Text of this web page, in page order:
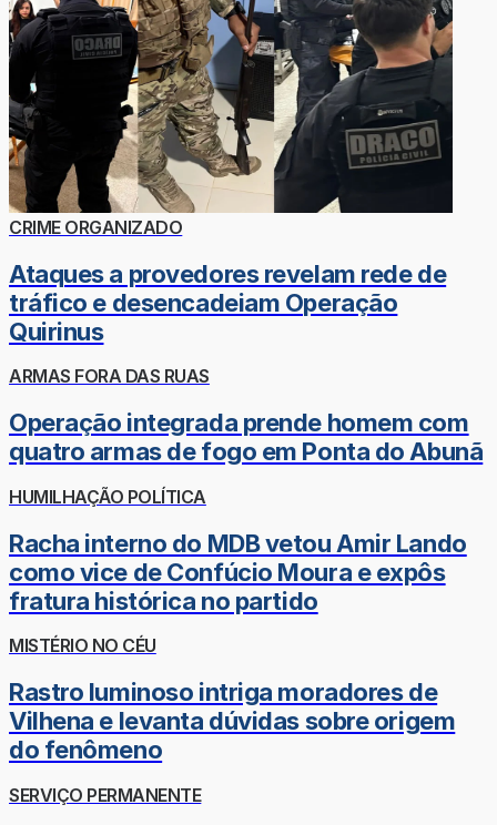
CRIME ORGANIZADO
Ataques a provedores revelam rede de
tráfico e desencadeiam Operação
Quirinus
ARMAS FORA DAS RUAS
Operação integrada prende homem com
quatro armas de fogo em Ponta do Abunã
HUMILHAÇÃO POLÍTICA
Racha interno do MDB vetou Amir Lando
como vice de Confúcio Moura e expôs
fratura histórica no partido
MISTÉRIO NO CÉU
Rastro luminoso intriga moradores de
Vilhena e levanta dúvidas sobre origem
do fenômeno
SERVIÇO PERMANENTE